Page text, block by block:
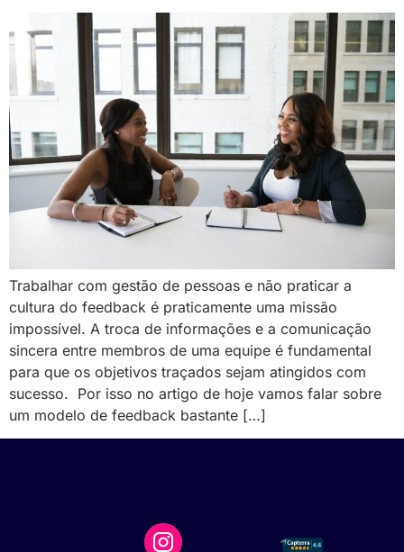
Trabalhar com gestão de pessoas e não praticar a
cultura do feedback é praticamente uma missão
impossível. A troca de informações e a comunicação
sincera entre membros de uma equipe é fundamental
para que os objetivos traçados sejam atingidos com
sucesso. Por isso no artigo de hoje vamos falar sobre
um modelo de feedback bastante […]